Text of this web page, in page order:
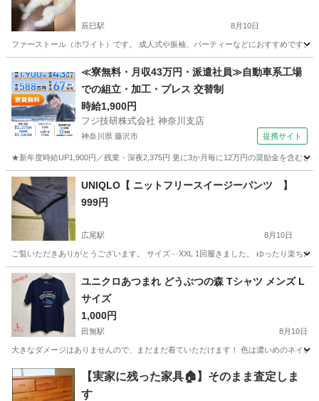
辰巳駅 8月10日
ファーストール（ホワイト）です。 成人式や振袖、パーティーなどにおすすめです
辰巳駅 毛皮 振袖
≪寮無料・月収43万円・派遣社員≫自動車系工場
での組立・加工・プレス 交替制
時給1,900円
フジ技研株式会社 神奈川支店
神奈川県 藤沢市 提携サイト
★新年度時給UP1,900円／残業・深夜2,375円 更に3か月毎に12万円の奨励金を含む
神奈川 藤沢市 UNIQLO【 ニットフリースイージーパンツ 】
999円
広尾駅 8月10日
ご覧いただきありがとうございます。 サイズ···XXL 1回履きました。 ゆったり楽
東京 渋谷区 広尾駅 パンツ UNIQLO
ユニクロあつまれ どうぶつの森 Tシャツ メンズ L
サイズ
1,000円
田無駅 8月10日
大きなダメージはありませんので、まだまだ着ていただけます！ 色は濃いめのネイ
東京 西東京市 田無駅 服/ファッション
【実家に残った家具🏠】そのまま査定しま
す